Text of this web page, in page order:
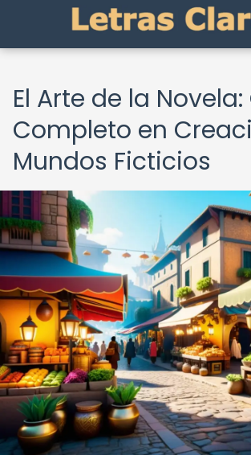
El Arte de la
Completo en
Mundos Ficticios